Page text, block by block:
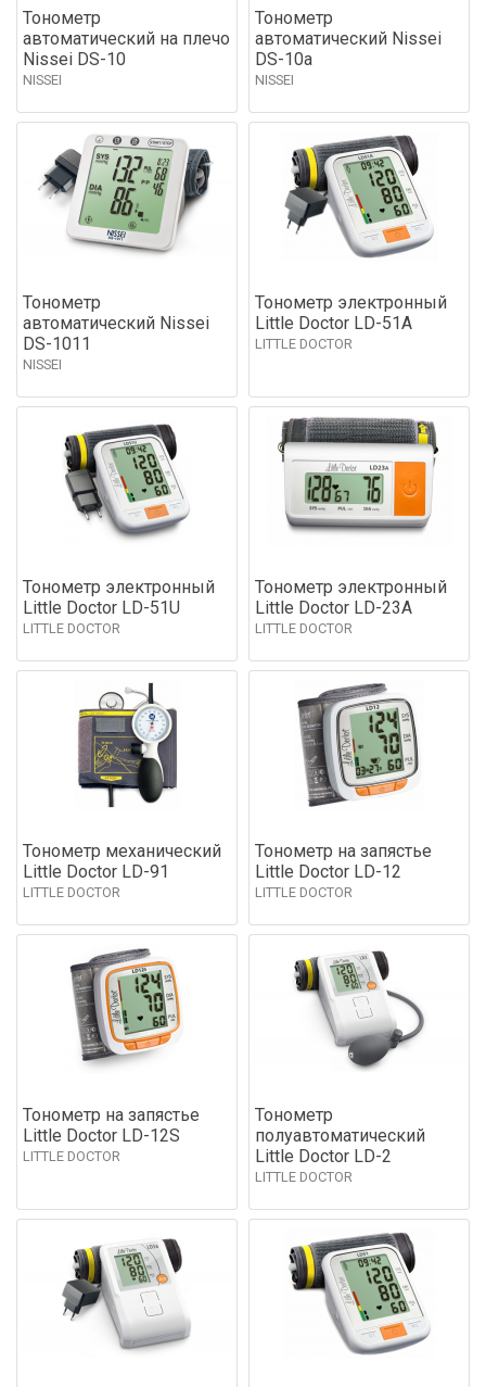
Тонометр
автоматический на плечо
Nissei DS-10
NISSEI
Тонометр
автоматический Nissei
DS-10a
NISSEI
Тонометр
автоматический Nissei
DS-1011
NISSEI
Тонометр электронный
Little Doctor LD-51А
LITTLE DOCTOR
Тонометр электронный
Little Doctor LD-51U
LITTLE DOCTOR
Тонометр электронный
Little Doctor LD-23А
LITTLE DOCTOR
Тонометр механический
Little Doctor LD-91
LITTLE DOCTOR
Тонометр на запястье
Little Doctor LD-12
LITTLE DOCTOR
Тонометр на запястье
Little Doctor LD-12S
LITTLE DOCTOR
Тонометр
полуавтоматический
Little Doctor LD-2
LITTLE DOCTOR